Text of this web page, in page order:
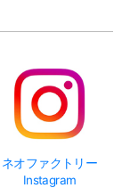
ネオファクトリー
Instagram